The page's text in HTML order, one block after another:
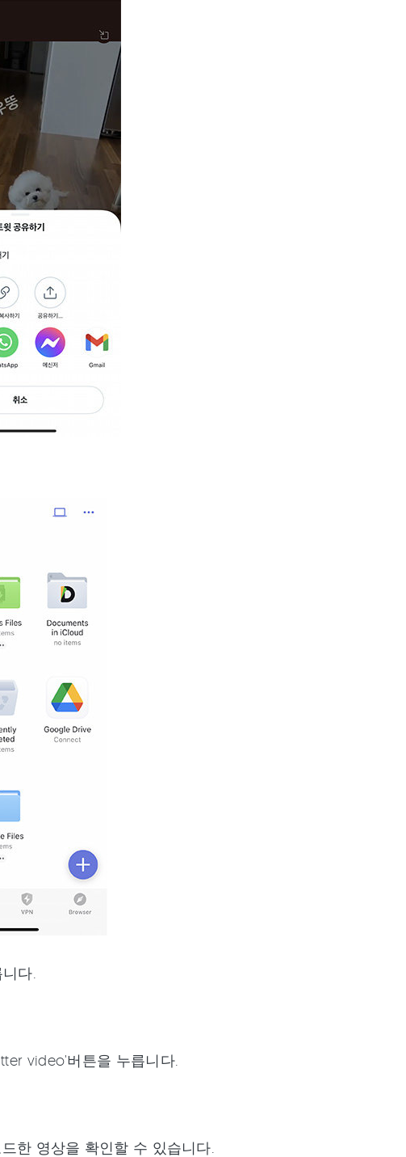
다.
video'버튼을 누릅니다.
한 영상을 확인할 수 있습니다.